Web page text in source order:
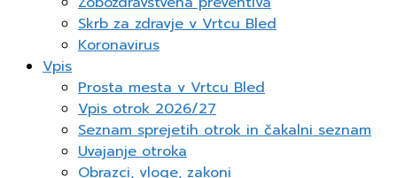
Skrb za zdravje v Vrtcu Bled
Koronavirus
Vpis
Prosta mesta v Vrtcu Bled
Vpis otrok 2026/27
Seznam sprejetih otrok in čakalni seznam
Uvajanje otroka
Obrazci, vloge, zakoni